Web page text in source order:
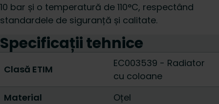
10 bar și o temperatură de 110°C, respectând
standardele de siguranță și calitate.
Specificații tehnice
Clasă ETIM
EC003539 - Radiator
cu coloane
Material
Oțel